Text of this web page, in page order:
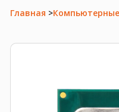
Главная >